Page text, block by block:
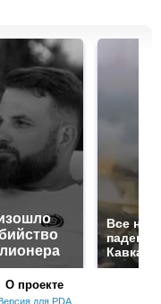
Все
О проекте
для PDA